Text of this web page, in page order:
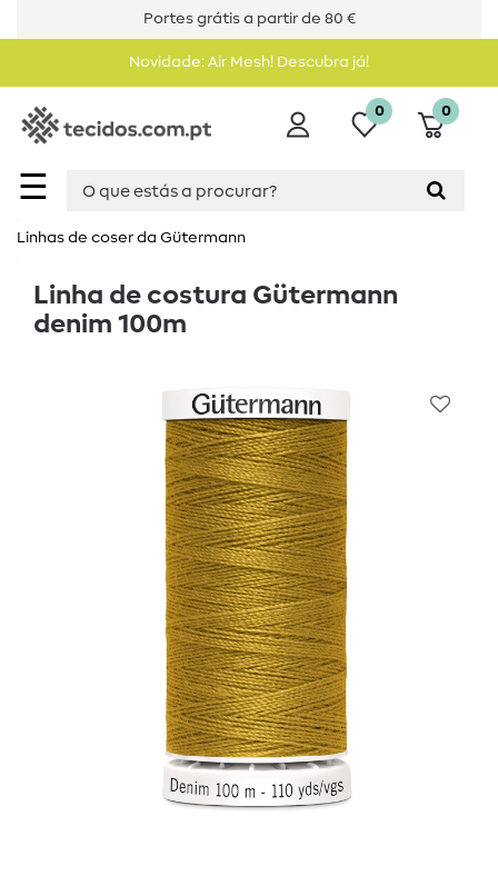
Portes grátis a partir de 80 €
Novidade: Air Mesh! Descubra já!
☰
0 0
Linhas de coser da Gütermann
Linha de costura Gütermann
denim 100m